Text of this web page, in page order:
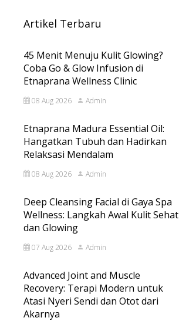
Artikel Terbaru
45 Menit Menuju Kulit Glowing?
Coba Go & Glow Infusion di
Etnaprana Wellness Clinic
08 Aug 2026 Admin
Etnaprana Madura Essential Oil:
Hangatkan Tubuh dan Hadirkan
Relaksasi Mendalam
08 Aug 2026 Admin
Deep Cleansing Facial di Gaya Spa
Wellness: Langkah Awal Kulit Sehat
dan Glowing
07 Aug 2026 Admin
Advanced Joint and Muscle
Recovery: Terapi Modern untuk
Atasi Nyeri Sendi dan Otot dari
Akarnya